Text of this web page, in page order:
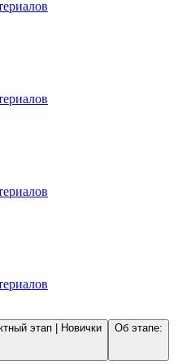
этап | Новички Об этапе: